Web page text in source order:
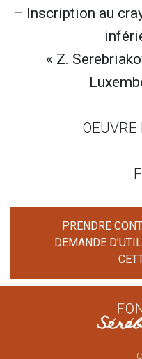
– Inscription au
« Z.
PRENDRE
DEMANDE